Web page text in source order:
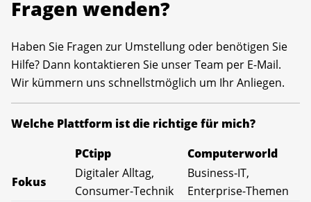
Fragen wenden?
Haben Sie Fragen zur Umstellung oder benötigen Sie
Hilfe? Dann kontaktieren Sie unser Team per E-Mail.
Wir kümmern uns schnellstmöglich um Ihr Anliegen.
Welche Plattform ist die richtige für mich?
PCtipp
Computerworld
Fokus
Digitaler Alltag,
Consumer-Technik
Business-IT,
Enterprise-Themen